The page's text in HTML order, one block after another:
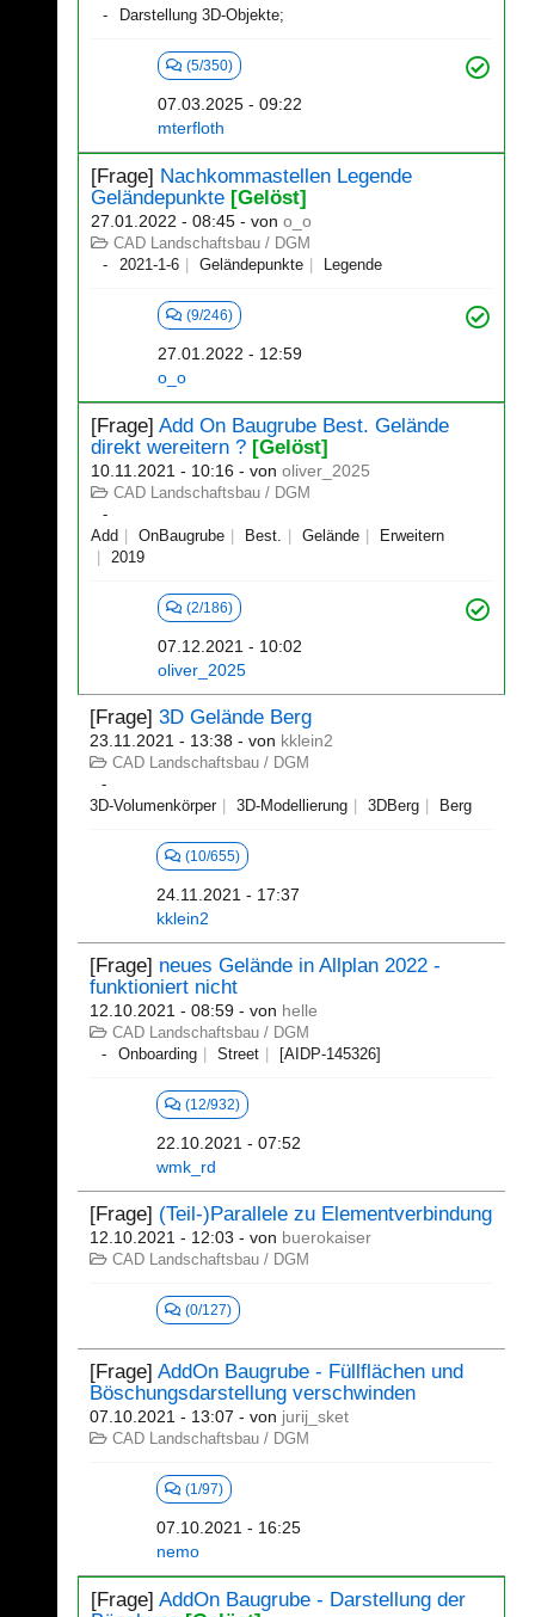
Darstellung 3D-Objekte;
(5/350)
07.03.2025 - 09:22
mterfloth
[Frage] Nachkommastellen Legende
Geländepunkte [Gelöst]
27.01.2022 - 08:45 - von o_o
CAD Landschaftsbau / DGM
2021-1-6
Geländepunkte Legende
(9/246)
27.01.2022 - 12:59
o_o
[Frage] Add On Baugrube Best. Gelände
direkt wereitern ? [Gelöst]
10.11.2021 - 10:16 - von oliver_2025
CAD Landschaftsbau / DGM
Add OnBaugrube Best. Gelände
Erweitern
2019
(2/186)
07.12.2021 - 10:02
oliver_2025
[Frage] 3D Gelände Berg
23.11.2021 - 13:38 - von kklein2
CAD Landschaftsbau / DGM
3D-Volumenkörper 3D-Modellierung 3DBerg Berg
(10/655)
24.11.2021 - 17:37
kklein2
[Frage] neues Gelände in Allplan 2022 -
funktioniert nicht
12.10.2021 - 08:59 - von helle
CAD Landschaftsbau / DGM
Onboarding
Street [AIDP-145326]
(12/932)
22.10.2021 - 07:52
wmk_rd
[Frage] (Teil-)Parallele zu Elementverbindung
12.10.2021 - 12:03 - von buerokaiser
CAD Landschaftsbau / DGM
(0/127)
[Frage] AddOn Baugrube - Füllflächen und
Böschungsdarstellung verschwinden
07.10.2021 - 13:07 - von jurij_sket
CAD Landschaftsbau / DGM
(1/97)
07.10.2021 - 16:25
nemo
[Frage] AddOn Baugrube - Darstellung der